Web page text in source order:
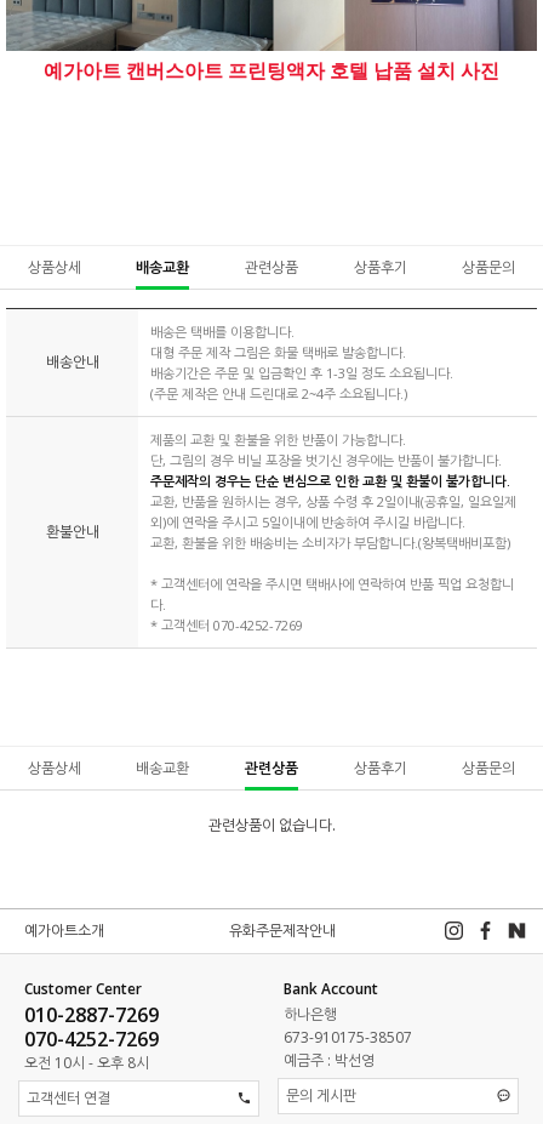
예가아트 캔버스아트 프린팅액자 호텔 납품 설치 사진
상품상세 배송교환 관련상품 상품후기 상품문의
배송안내
배송은 택배를 이용합니다.
대형 주문 제작 그림은 화물 택배로 발송합니다.
배송기간은 주문 및 입금확인 후 1-3일 정도 소요됩니다.
(주문 제작은 안내 드린대로 2~4주 소요됩니다.)
환불안내
제품의 교환 및 환불을 위한 반품이 가능합니다.
단, 그림의 경우 비닐 포장을 벗기신 경우에는 반품이 불가합니다.
주문제작의 경우는 단순 변심으로 인한 교환 및 환불이 불가합니다.
교환, 반품을 원하시는 경우, 상품 수령 후 2일이내(공휴일, 일요일제
외)에 연락을 주시고 5일이내에 반송하여 주시길 바랍니다.
교환, 환불을 위한 배송비는 소비자가 부담합니다.(왕복택배비포함)
* 고객센터에 연락을 주시면 택배사에 연락하여 반품 픽업 요청합니
다.
* 고객센터 070-4252-7269
상품상세 배송교환 관련상품 상품후기 상품문의
관련상품이 없습니다.
예가아트소개 유화주문제작안내
Customer Center
010-2887-7269
070-4252-7269
오전 10시 - 오후 8시
고객센터 연결
Bank Account
하나은행
673-910175-38507
예금주 : 박선영
문의 게시판